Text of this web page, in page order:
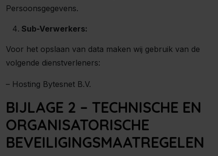
Persoonsgegevens.
Sub-Verwerkers:
Voor het opslaan van data maken wij gebruik van de
volgende dienstverleners:
– Hosting Bytesnet B.V.
BIJLAGE 2 – TECHNISCHE EN
ORGANISATORISCHE
BEVEILIGINGSMAATREGELEN